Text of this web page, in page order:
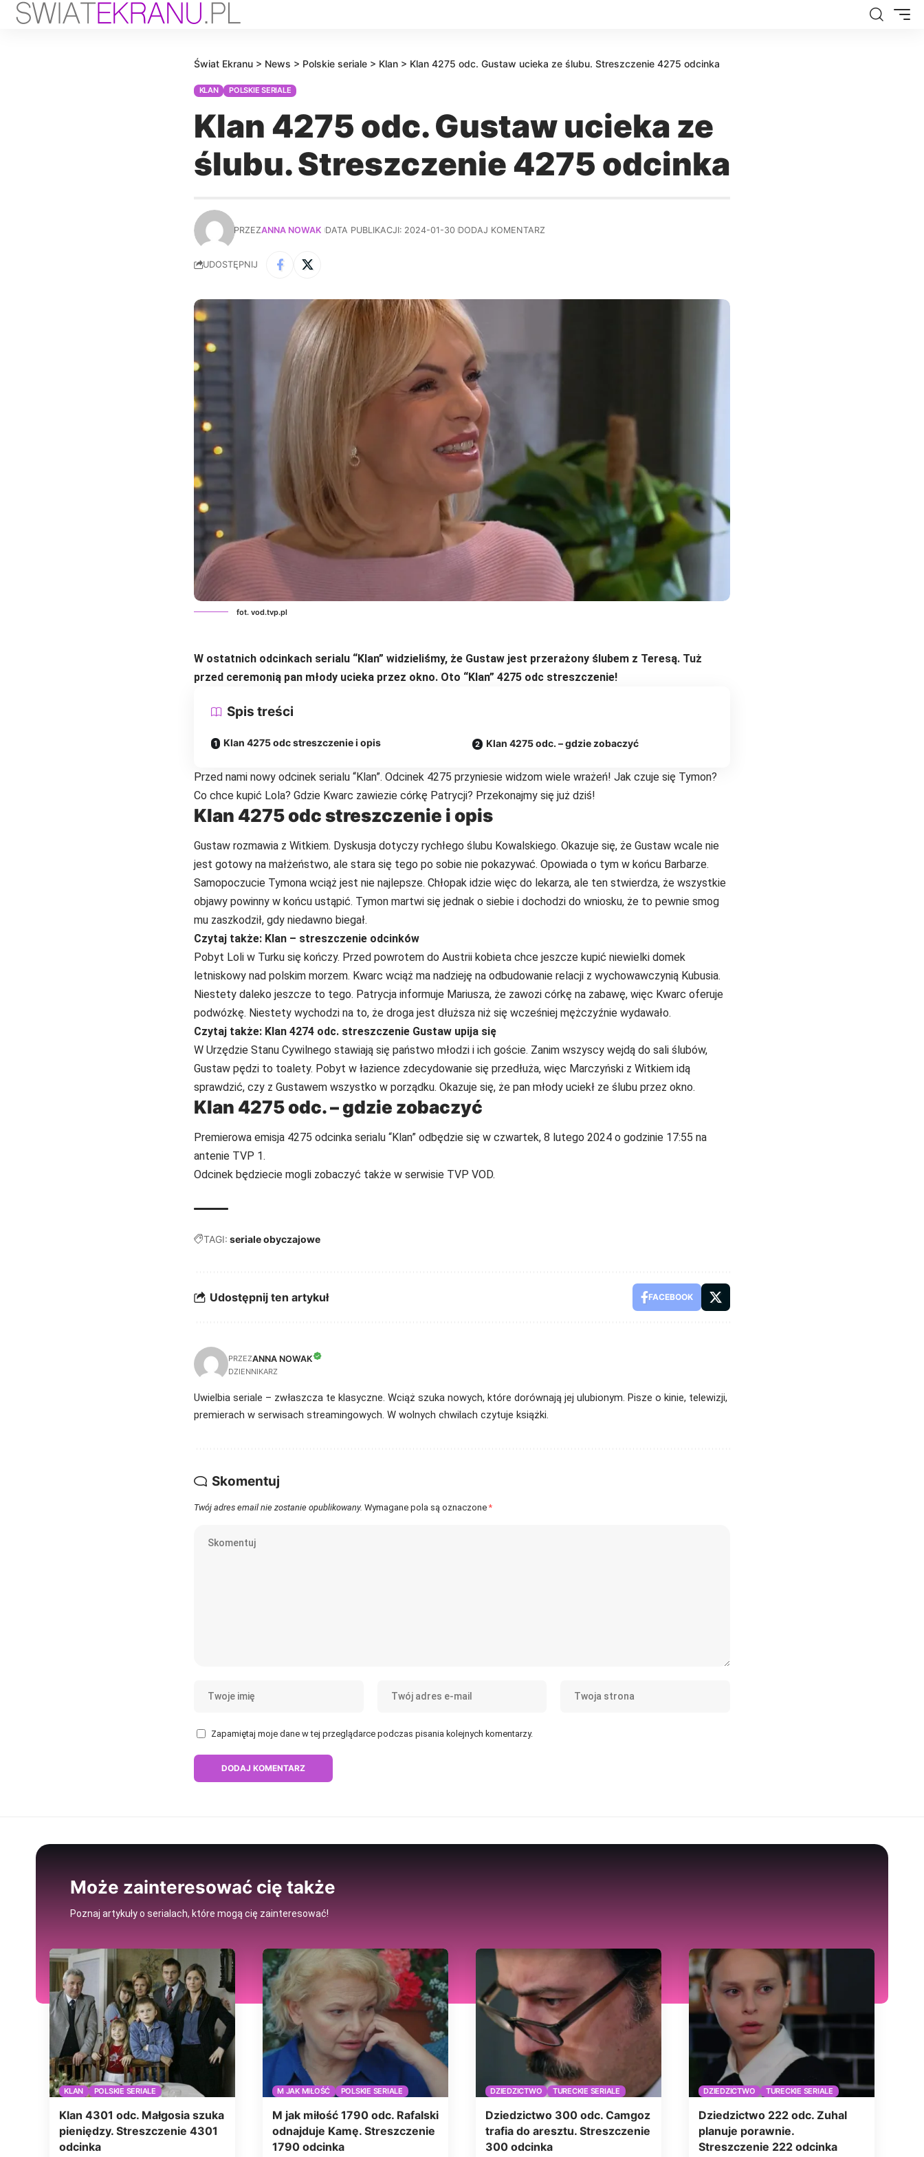
Świat Ekranu > News > Polskie seriale > Klan > Klan 4275 odc. Gustaw ucieka ze ślubu. Streszczenie 4275 odcinka
KLAN POLSKIE SERIALE
Klan 4275 odc. Gustaw ucieka ze
ślubu. Streszczenie 4275 odcinka
PRZEZANNA NOWAK DATA PUBLIKACJI: 2024-01-30 DODAJ KOMENTARZ
UDOSTĘPNIJ
fot. vod.tvp.pl
W ostatnich odcinkach serialu “Klan” widzieliśmy, że Gustaw jest przerażony ślubem z Teresą. Tuż
przed ceremonią pan młody ucieka przez okno. Oto “Klan” 4275 odc streszczenie!
Spis treści
Klan 4275 odc streszczenie i opis Klan 4275 odc. – gdzie zobaczyć
Przed nami nowy odcinek serialu “Klan”. Odcinek 4275 przyniesie widzom wiele wrażeń! Jak czuje się Tymon?
Co chce kupić Lola? Gdzie Kwarc zawiezie córkę Patrycji? Przekonajmy się już dziś!
Klan 4275 odc streszczenie i opis
Gustaw rozmawia z Witkiem. Dyskusja dotyczy rychłego ślubu Kowalskiego. Okazuje się, że Gustaw wcale nie
jest gotowy na małżeństwo, ale stara się tego po sobie nie pokazywać. Opowiada o tym w końcu Barbarze.
Samopoczucie Tymona wciąż jest nie najlepsze. Chłopak idzie więc do lekarza, ale ten stwierdza, że wszystkie
objawy powinny w końcu ustąpić. Tymon martwi się jednak o siebie i dochodzi do wniosku, że to pewnie smog
mu zaszkodził, gdy niedawno biegał.
Czytaj także: Klan – streszczenie odcinków
Pobyt Loli w Turku się kończy. Przed powrotem do Austrii kobieta chce jeszcze kupić niewielki domek
letniskowy nad polskim morzem. Kwarc wciąż ma nadzieję na odbudowanie relacji z wychowawczynią Kubusia.
Niestety daleko jeszcze to tego. Patrycja informuje Mariusza, że zawozi córkę na zabawę, więc Kwarc oferuje
podwózkę. Niestety wychodzi na to, że droga jest dłuższa niż się wcześniej mężczyźnie wydawało.
Czytaj także: Klan 4274 odc. streszczenie Gustaw upija się
W Urzędzie Stanu Cywilnego stawiają się państwo młodzi i ich goście. Zanim wszyscy wejdą do sali ślubów,
Gustaw pędzi to toalety. Pobyt w łazience zdecydowanie się przedłuża, więc Marczyński z Witkiem idą
sprawdzić, czy z Gustawem wszystko w porządku. Okazuje się, że pan młody uciekł ze ślubu przez okno.
Klan 4275 odc. – gdzie zobaczyć
Premierowa emisja 4275 odcinka serialu “Klan” odbędzie się w czwartek, 8 lutego 2024 o godzinie 17:55 na
antenie TVP 1.
Odcinek będziecie mogli zobaczyć także w serwisie TVP VOD.
TAGI: seriale obyczajowe
Udostępnij ten artykuł FACEBOOK
PRZEZANNA NOWAK
DZIENNIKARZ
Uwielbia seriale – zwłaszcza te klasyczne. Wciąż szuka nowych, które dorównają jej ulubionym. Pisze o kinie, telewizji,
premierach w serwisach streamingowych. W wolnych chwilach czytuje książki.
Skomentuj
Twój adres email nie zostanie opublikowany. Wymagane pola są oznaczone*
Zapamiętaj moje dane w tej przeglądarce podczas pisania kolejnych komentarzy.
Może zainteresować cię także
Poznaj artykuły o serialach, które mogą cię zainteresować!
KLAN POLSKIE SERIALE
Klan 4301 odc. Małgosia szuka
pieniędzy. Streszczenie 4301
odcinka
M JAK MIŁOŚĆ POLSKIE SERIALE
M jak miłość 1790 odc. Rafalski
odnajduje Kamę. Streszczenie
1790 odcinka
DZIEDZICTWO TURECKIE SERIALE
Dziedzictwo 300 odc. Camgoz
trafia do aresztu. Streszczenie
300 odcinka
DZIEDZICTWO TURECKIE SERIALE
Dziedzictwo 222 odc. Zuhal
planuje porawnie.
Streszczenie 222 odcinka